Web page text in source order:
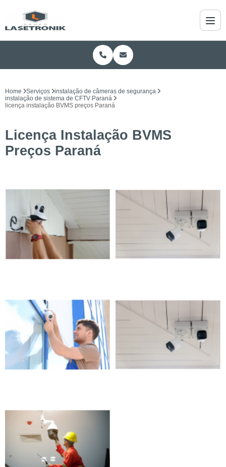
Home Serviços
instalação de câmeras de segurança
instalação de sistema de CFTV Paraná
licença instalação BVMS preços Paraná
Licença Instalação BVMS
Preços Paraná